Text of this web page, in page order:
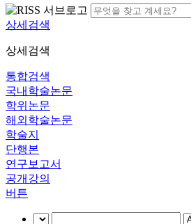
상세검색
상세검색
통합검색
국내학술논문
학위논문
해외학술논문
학술지
단행본
연구보고서
공개강의
버튼